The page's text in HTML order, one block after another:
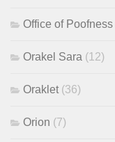
Office of
Orakel Sara (12)
Oraklet (36)
Orion (7)